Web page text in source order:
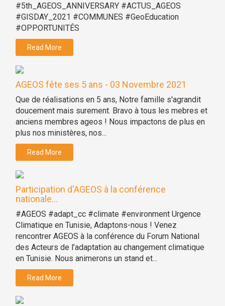
#5th_AGEOS_ANNIVERSARY #ACTUS_AGEOS
#GISDAY_2021 #COMMUNES #GeoEducation
#OPPORTUNITÉS
Read More
AGEOS fête ses 5 ans - 03 Novembre 2021
Que de réalisations en 5 ans, Notre famille s'agrandit
doucement mais surement. Bravo à tous les mebres et
anciens membres ageos ! Nous impactons de plus en
plus nos ministères, nos...
Read More
Participation d'AGEOS à la conférence
nationale...
#AGEOS #adapt_cc #climate #environment Urgence
Climatique en Tunisie, Adaptons-nous ! Venez
rencontrer AGEOS à la conférence du Forum National
des Acteurs de l’adaptation au changement climatique
en Tunisie. Nous animerons un stand et...
Read More